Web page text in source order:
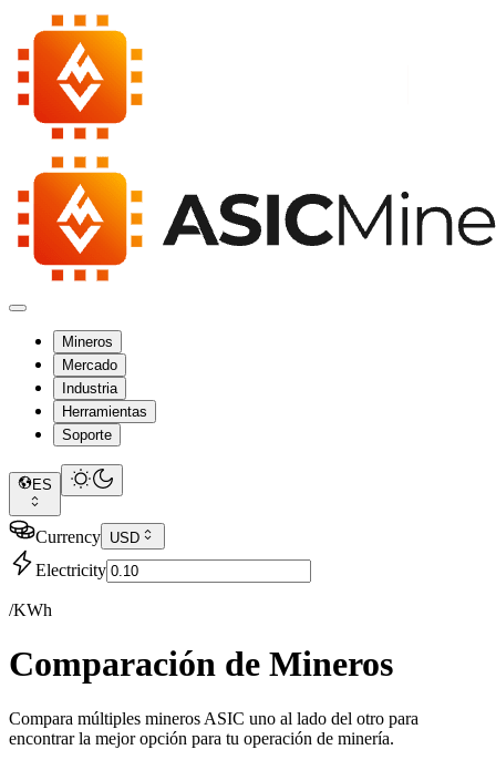
Mineros
Mercado
Industria
Herramientas
Soporte
ES
Currency USD
Electricity
/KWh
Comparación de Mineros
Compara múltiples mineros ASIC uno al lado del otro para
encontrar la mejor opción para tu operación de minería.